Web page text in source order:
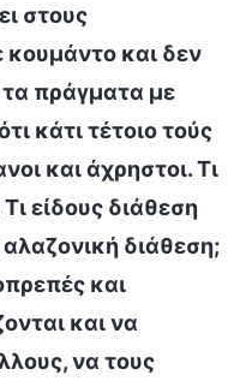
στους
κουμάντο και δεν
τα πράγματα με
κάτι τέτοιο τούς
και άχρηστοι. Τι
είδους διάθεση
αλαζονική διάθεση;
και
και να
να τους